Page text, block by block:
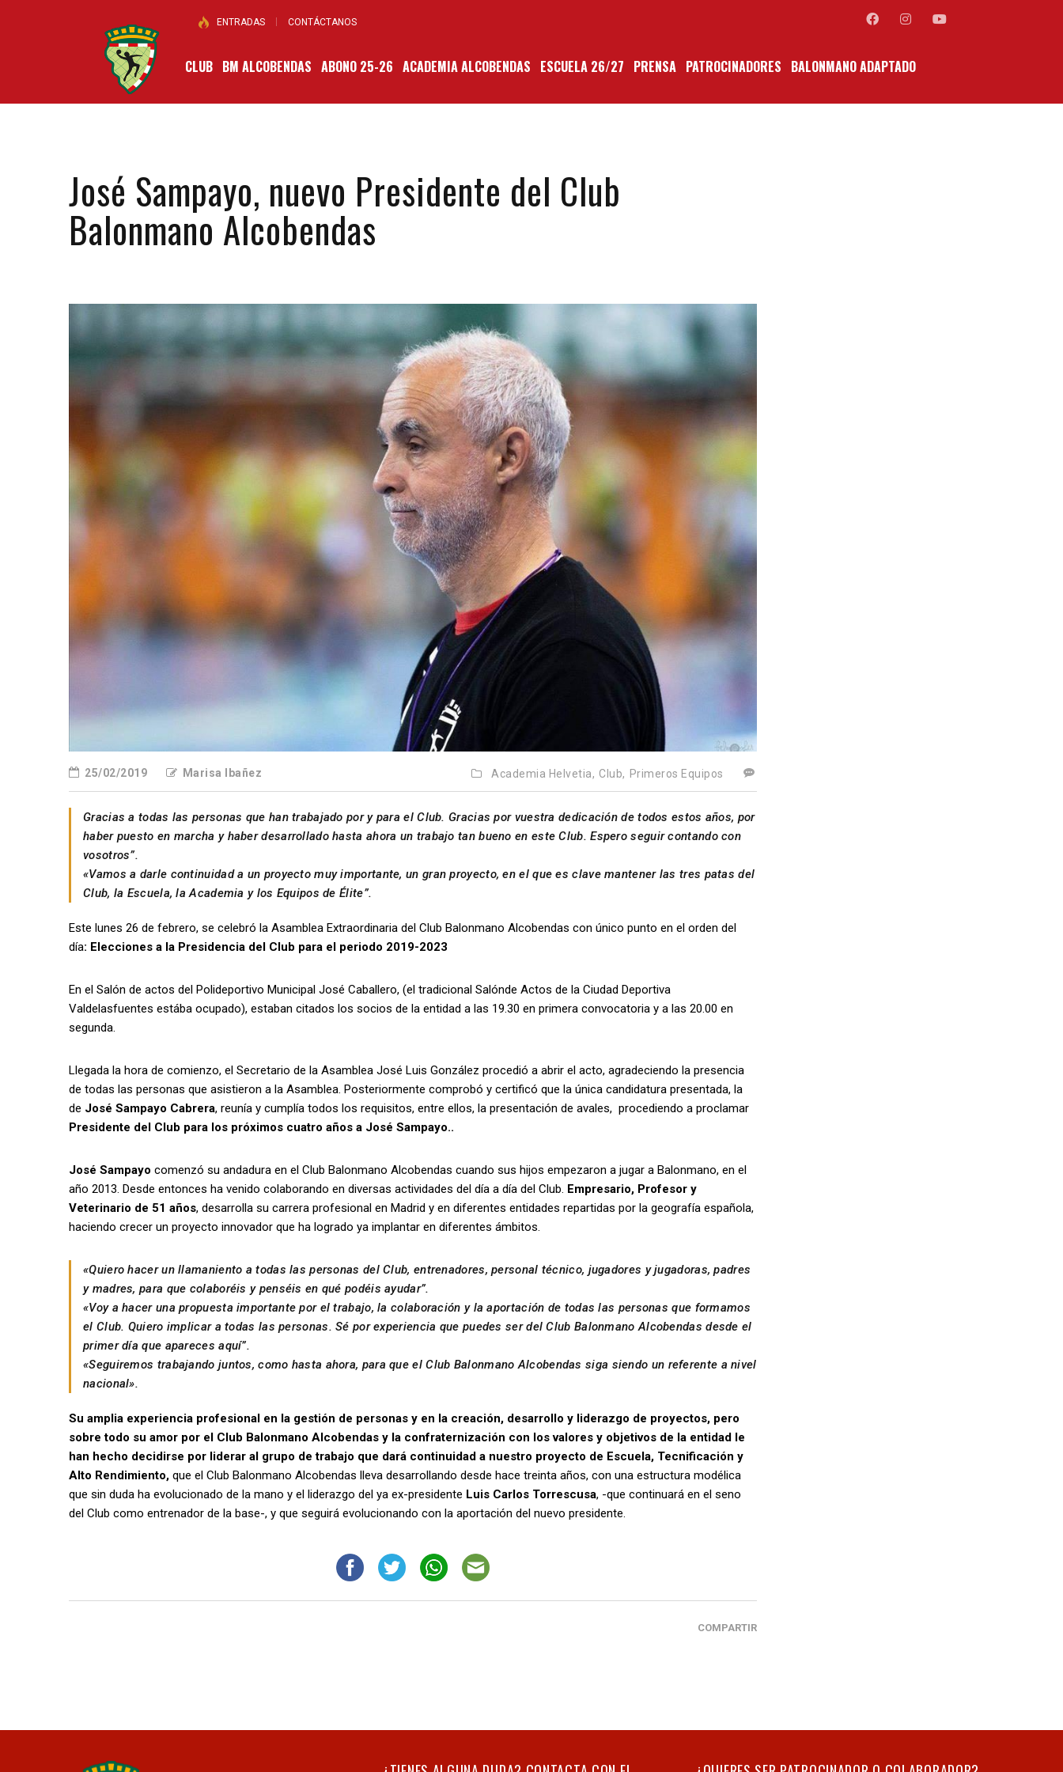
ENTRADAS CONTÁCTANOS
CLUB BM ALCOBENDAS ABONO 25-26 ACADEMIA ALCOBENDAS ESCUELA 26/27 PRENSA PATROCINADORES BALONMANO ADAPTADO
José Sampayo, nuevo Presidente del Club
Balonmano Alcobendas
25/02/2019 Marisa Ibañez Academia Helvetia, Club, Primeros Equipos
Gracias a todas las personas que han trabajado por y para el Club. Gracias por vuestra dedicación de todos estos años, por
haber puesto en marcha y haber desarrollado hasta ahora un trabajo tan bueno en este Club. Espero seguir contando con
vosotros”.
«Vamos a darle continuidad a un proyecto muy importante, un gran proyecto, en el que es clave mantener las tres patas del
Club, la Escuela, la Academia y los Equipos de Élite”.
Este lunes 26 de febrero, se celebró la Asamblea Extraordinaria del Club Balonmano Alcobendas con único punto en el orden del
día: Elecciones a la Presidencia del Club para el periodo 2019-2023
En el Salón de actos del Polideportivo Municipal José Caballero, (el tradicional Salónde Actos de la Ciudad Deportiva
Valdelasfuentes estába ocupado), estaban citados los socios de la entidad a las 19.30 en primera convocatoria y a las 20.00 en
segunda.
Llegada la hora de comienzo, el Secretario de la Asamblea José Luis González procedió a abrir el acto, agradeciendo la presencia
de todas las personas que asistieron a la Asamblea. Posteriormente comprobó y certificó que la única candidatura presentada, la
de José Sampayo Cabrera, reunía y cumplía todos los requisitos, entre ellos, la presentación de avales, procediendo a proclamar
Presidente del Club para los próximos cuatro años a José Sampayo..
José Sampayo comenzó su andadura en el Club Balonmano Alcobendas cuando sus hijos empezaron a jugar a Balonmano, en el
año 2013. Desde entonces ha venido colaborando en diversas actividades del día a día del Club. Empresario, Profesor y
Veterinario de 51 años, desarrolla su carrera profesional en Madrid y en diferentes entidades repartidas por la geografía española,
haciendo crecer un proyecto innovador que ha logrado ya implantar en diferentes ámbitos.
«Quiero hacer un llamaniento a todas las personas del Club, entrenadores, personal técnico, jugadores y jugadoras, padres
y madres, para que colaboréis y penséis en qué podéis ayudar”.
«Voy a hacer una propuesta importante por el trabajo, la colaboración y la aportación de todas las personas que formamos
el Club. Quiero implicar a todas las personas. Sé por experiencia que puedes ser del Club Balonmano Alcobendas desde el
primer día que apareces aquí”.
«Seguiremos trabajando juntos, como hasta ahora, para que el Club Balonmano Alcobendas siga siendo un referente a nivel
nacional».
Su amplia experiencia profesional en la gestión de personas y en la creación, desarrollo y liderazgo de proyectos, pero
sobre todo su amor por el Club Balonmano Alcobendas y la confraternización con los valores y objetivos de la entidad le
han hecho decidirse por liderar al grupo de trabajo que dará continuidad a nuestro proyecto de Escuela, Tecnificación y
Alto Rendimiento, que el Club Balonmano Alcobendas lleva desarrollando desde hace treinta años, con una estructura modélica
que sin duda ha evolucionado de la mano y el liderazgo del ya ex-presidente Luis Carlos Torrescusa, -que continuará en el seno
del Club como entrenador de la base-, y que seguirá evolucionando con la aportación del nuevo presidente.
COMPARTIR